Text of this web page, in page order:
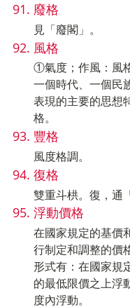
廢格
見「廢閣」。
風格
①氣度；作風：風
一個時代、一個民
表現的主要的思想
格。
豐格
風度格調。
復格
雙重斗栱。復，通
浮動價格
在國家規定的基價
行制定和調整的價
形式有：在國家規
的最低限價之上浮
度內浮動。